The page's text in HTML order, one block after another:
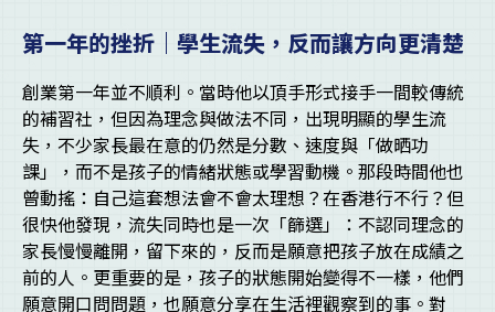
第一年的挫折｜學生流失，反而讓方向更清楚
創業第一年並不順利。當時他以頂手形式接手一間較傳統
的補習社，但因為理念與做法不同，出現明顯的學生流
失，不少家長最在意的仍然是分數、速度與「做晒功
課」，而不是孩子的情緒狀態或學習動機。那段時間他也
曾動搖：自己這套想法會不會太理想？在香港行不行？但
很快他發現，流失同時也是一次「篩選」：不認同理念的
家長慢慢離開，留下來的，反而是願意把孩子放在成績之
前的人。更重要的是，孩子的狀態開始變得不一樣，他們
願意開口問問題，也願意分享在生活裡觀察到的事。對